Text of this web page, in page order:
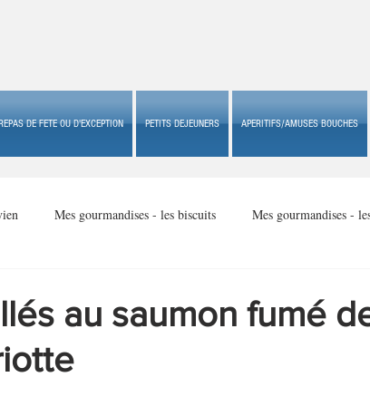
DE FETE OU D'EXCEPTION PETITS DEJEUNERS APERITIFS/AMUSES BOUCHES
Mes gourmandises - les biscuits Mes gourmandises -
au saumon fumé